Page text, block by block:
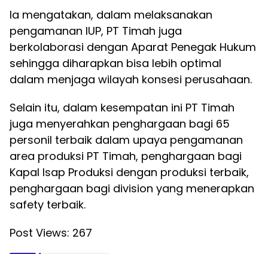
Ia mengatakan, dalam melaksanakan
pengamanan IUP, PT Timah juga
berkolaborasi dengan Aparat Penegak Hukum
sehingga diharapkan bisa lebih optimal
dalam menjaga wilayah konsesi perusahaan.
Selain itu, dalam kesempatan ini PT Timah
juga menyerahkan penghargaan bagi 65
personil terbaik dalam upaya pengamanan
area produksi PT Timah, penghargaan bagi
Kapal Isap Produksi dengan produksi terbaik,
penghargaan bagi division yang menerapkan
safety terbaik.
Post Views: 267